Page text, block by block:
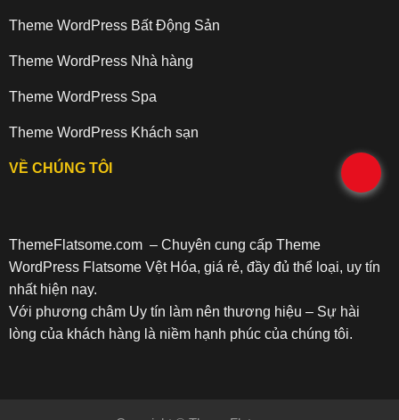
Theme WordPress Bất Động Sản
Theme WordPress Nhà hàng
Theme WordPress Spa
Theme WordPress Khách sạn
VỀ CHÚNG TÔI
ThemeFlatsome.com– Chuyên cung cấp Theme
WordPress Flatsome Vệt Hóa, giá rẻ, đầy đủ thể loại, uy tín
nhất hiện nay.
Với phương châm Uy tín làm nên thương hiệu – Sự hài
lòng của khách hàng là niềm hạnh phúc của chúng tôi.